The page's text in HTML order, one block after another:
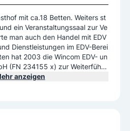
mit ca.18 Betten. Weiters st
ein Veranstaltungssaal zur Ve
Berei
hat 2003 die Wincom EDV- un
(FN 234155 x) zur Weiterführu
anzeigen